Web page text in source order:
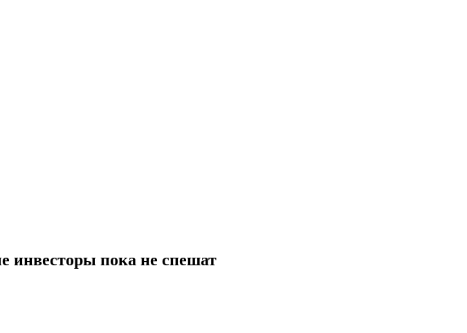
инвесторы пока не спешат